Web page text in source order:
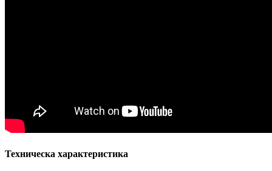
Техническа характеристика